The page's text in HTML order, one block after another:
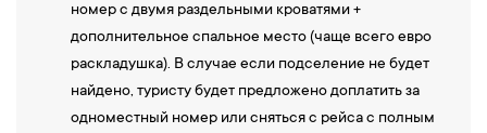
номер с двумя раздельными кроватями +
дополнительное спальное место (чаще всего евро
раскладушка). В случае если подселение не будет
найдено, туристу будет предложено доплатить за
одноместный номер или сняться с рейса с полным